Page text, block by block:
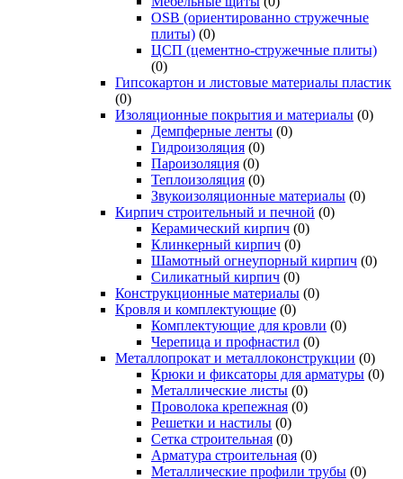
OSB (ориентированно стружечные
плиты) (0)
ЦСП (цементно-стружечные плиты)
(0)
Гипсокартон и листовые материалы пластик
(0)
Изоляционные покрытия и материалы (0)
Демпферные ленты (0)
Гидроизоляция (0)
Пароизоляция (0)
Теплоизоляция (0)
Звукоизоляционные материалы (0)
Кирпич строительный и печной (0)
Керамический кирпич (0)
Клинкерный кирпич (0)
Шамотный огнеупорный кирпич (0)
Силикатный кирпич (0)
Конструкционные материалы (0)
Кровля и комплектующие (0)
Комплектующие для кровли (0)
Черепица и профнастил (0)
Металлопрокат и металлоконструкции (0)
Крюки и фиксаторы для арматуры (0)
Металлические листы (0)
Проволока крепежная (0)
Решетки и настилы (0)
Сетка строительная (0)
Арматура строительная (0)
Металлические профили трубы (0)